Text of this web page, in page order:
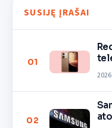
SUSIJĘ ĮRAŠAI
01
02